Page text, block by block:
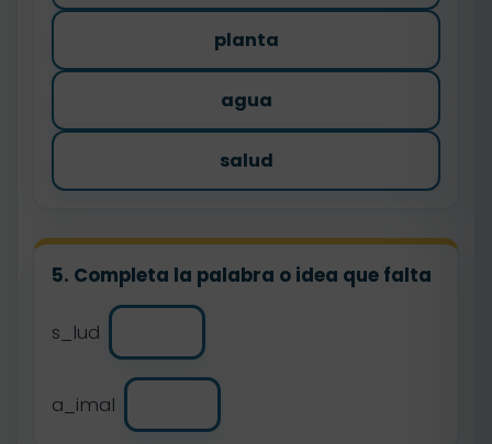
planta
agua
salud
5. Completa la palabra o idea que falta
s_lud
a_imal